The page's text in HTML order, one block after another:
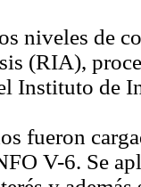
niveles de
(RIA),
Instituto de
fueron
V-6. Se